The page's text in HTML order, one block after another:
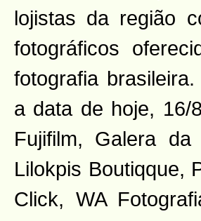
lojistas da região
fotográficos
fotografia
a data de hoje, 16/
Fujifilm, Galera
Lilokpis Boutiqque,
Click, WA